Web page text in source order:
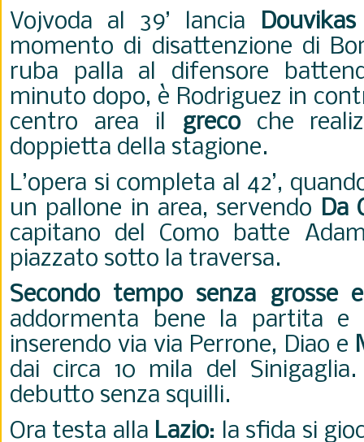
Vojvoda al 39’ lancia Douvikas
momento di disattenzione di
ruba palla al difensore
minuto dopo, è Rodriguez in
centro area il grecoche
doppietta della stagione.
L’opera si completa al 42’,
un pallone in area, servendo Da
capitano del Como batte
piazzato sotto la traversa.
Secondo tempo senza grosse
addormenta bene la partita e
inserendo via via Perrone, Diao e
dai circa 10 mila del
debutto senza squilli.
Ora testa alla Lazio: la sfida si